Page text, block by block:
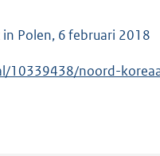
Polen, 6 februari 2018
10339438/noord-